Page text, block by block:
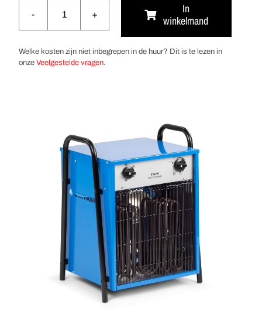
Elektrische
kachel
15kW
aantal
In
winkelmand
Welke kosten zijn niet inbegrepen in de huur? Dit is te lezen in
onze Veelgestelde vragen.